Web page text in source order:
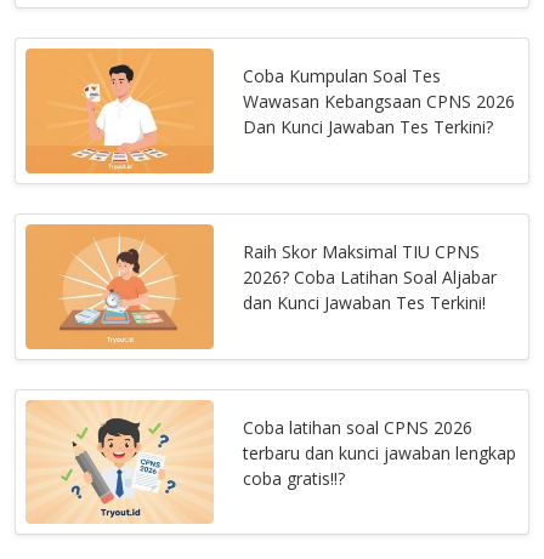
Coba Kumpulan Soal Tes
Wawasan Kebangsaan CPNS 2026
Dan Kunci Jawaban Tes Terkini?
Raih Skor Maksimal TIU CPNS
2026? Coba Latihan Soal Aljabar
dan Kunci Jawaban Tes Terkini!
Coba latihan soal CPNS 2026
terbaru dan kunci jawaban lengkap
coba gratis!!?